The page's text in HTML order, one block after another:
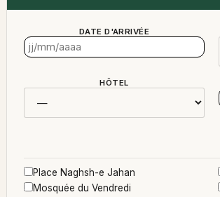
DATE D'ARRIVÉE
HÔTEL
Place Naghsh-e Jahan
Mosquée du Vendredi